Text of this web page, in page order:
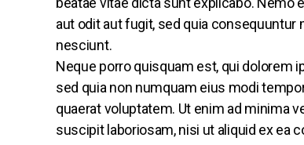
aut odit aut fugit, sed quia
nesciunt.
Neque porro quisquam est, qui dolorem
sed quia non numquam eius modi
quaerat voluptatem. Ut enim ad minima
suscipit laboriosam, nisi ut aliquid ex ea